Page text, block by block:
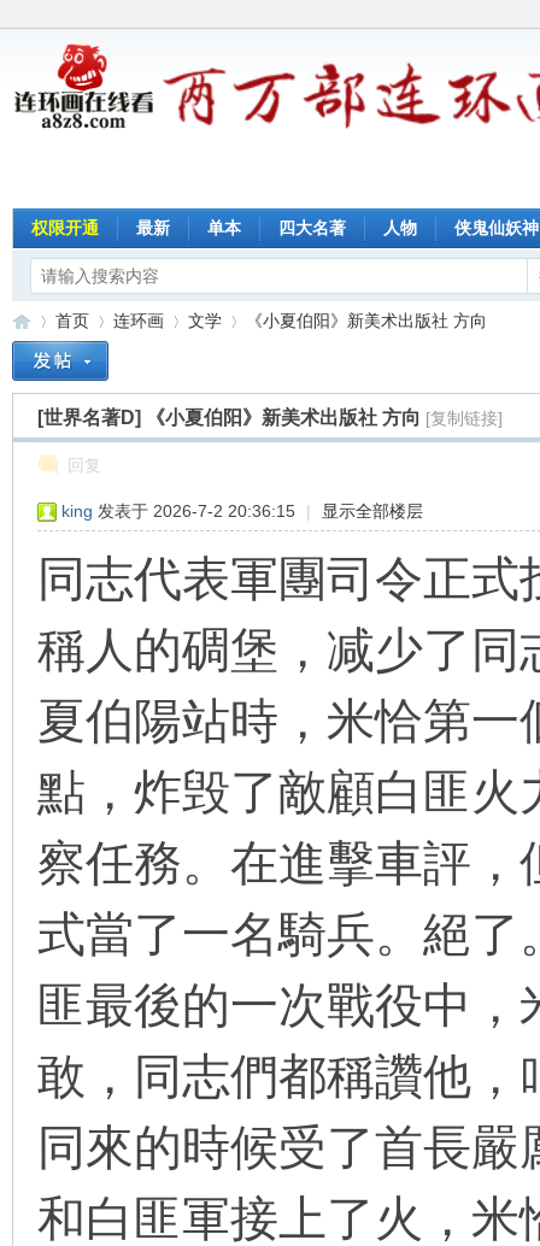
权限开通 最新 单本 四大名著 人物 侠鬼仙妖神
»
首页
›
连环画
›
文学
›
《小夏伯阳》新美术出版社 方向
[世界名著D] 《小夏伯阳》新美术出版社 方向 [复制链接]
回复
king 发表于 2026-7-2 20:36:15 | 显示全部楼层
同志代表軍團司令正
稱人的碉堡，减少了
夏伯陽站時，米恰第
點，炸毁了敵顧白匪
察任務。在進擊車評
式當了一名騎兵。絕
匪最後的一次戰役中
敢，同志們都稱讚他
同來的時候受了首長
和白匪軍接上了火，